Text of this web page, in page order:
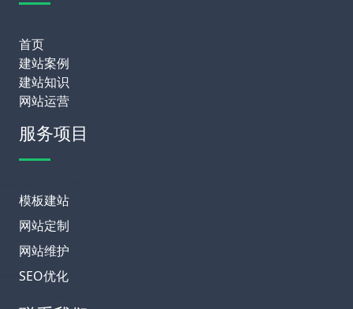
首页
建站案例
建站知识
网站运营
服务项目
模板建站
网站定制
网站维护
SEO优化